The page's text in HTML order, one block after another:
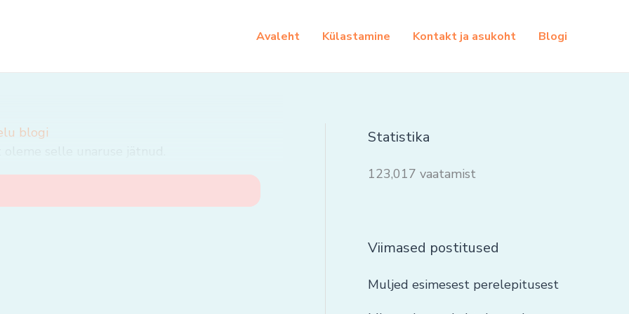
Avaleht Külastamine Kontakt ja asukoht Blogi
blogi
Statistika
123,017 vaatamist
Viimased postitused
Muljed esimesest perelepitusest